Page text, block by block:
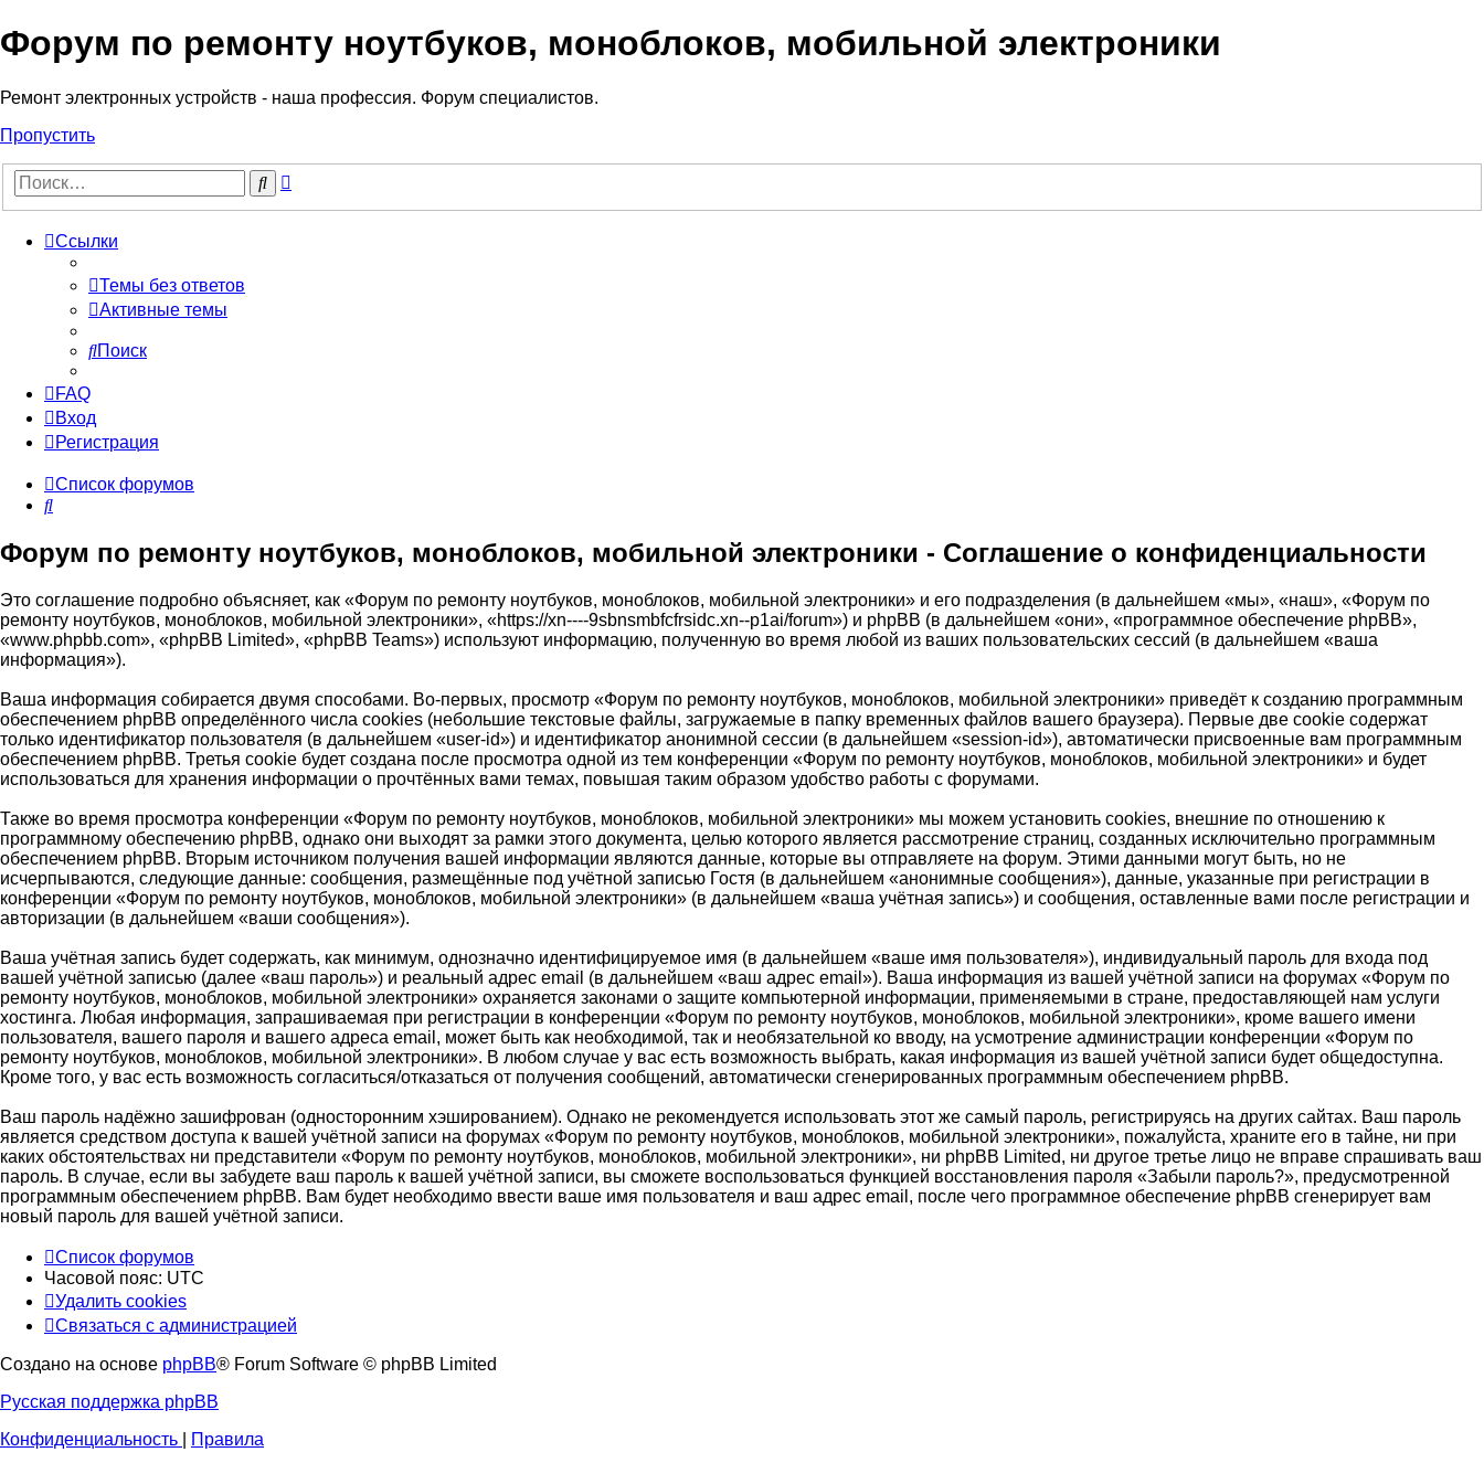
Регистрация
Форум по ремонту ноутбуков, моноблоков, мобильной электроники
Ремонт электронных устройств - наша профессия. Форум специалистов.
Пропустить
Поиск
Ссылки
Темы без ответов
Активные темы
Поиск
FAQ
Вход
Регистрация
Список форумов
Поиск
Форум по ремонту ноутбуков, моноблоков, мобильной электроники - Соглашение о конфиденциальности
Это соглашение подробно объясняет, как «Форум по ремонту ноутбуков, моноблоков, мобильной электроники» и его подразделения (в дальнейшем «мы», «наш», «Форум по
ремонту ноутбуков, моноблоков, мобильной электроники», «https://xn----9sbnsmbfcfrsidc.xn--p1ai/forum») и phpBB (в дальнейшем «они», «программное обеспечение phpBB»,
«www.phpbb.com», «phpBB Limited», «phpBB Teams») используют информацию, полученную во время любой из ваших пользовательских сессий (в дальнейшем «ваша
информация»).
Ваша информация собирается двумя способами. Во-первых, просмотр «Форум по ремонту ноутбуков, моноблоков, мобильной электроники» приведёт к созданию программным
обеспечением phpBB определённого числа cookies (небольшие текстовые файлы, загружаемые в папку временных файлов вашего браузера). Первые две cookie содержат
только идентификатор пользователя (в дальнейшем «user-id») и идентификатор анонимной сессии (в дальнейшем «session-id»), автоматически присвоенные вам программным
обеспечением phpBB. Третья cookie будет создана после просмотра одной из тем конференции «Форум по ремонту ноутбуков, моноблоков, мобильной электроники» и будет
использоваться для хранения информации о прочтённых вами темах, повышая таким образом удобство работы с форумами.
Также во время просмотра конференции «Форум по ремонту ноутбуков, моноблоков, мобильной электроники» мы можем установить cookies, внешние по отношению к
программному обеспечению phpBB, однако они выходят за рамки этого документа, целью которого является рассмотрение страниц, созданных исключительно программным
обеспечением phpBB. Вторым источником получения вашей информации являются данные, которые вы отправляете на форум. Этими данными могут быть, но не
исчерпываются, следующие данные: сообщения, размещённые под учётной записью Гостя (в дальнейшем «анонимные сообщения»), данные, указанные при регистрации в
конференции «Форум по ремонту ноутбуков, моноблоков, мобильной электроники» (в дальнейшем «ваша учётная запись») и сообщения, оставленные вами после регистрации и
авторизации (в дальнейшем «ваши сообщения»).
Ваша учётная запись будет содержать, как минимум, однозначно идентифицируемое имя (в дальнейшем «ваше имя пользователя»), индивидуальный пароль для входа под
вашей учётной записью (далее «ваш пароль») и реальный адрес email (в дальнейшем «ваш адрес email»). Ваша информация из вашей учётной записи на форумах «Форум по
ремонту ноутбуков, моноблоков, мобильной электроники» охраняется законами о защите компьютерной информации, применяемыми в стране, предоставляющей нам услуги
хостинга. Любая информация, запрашиваемая при регистрации в конференции «Форум по ремонту ноутбуков, моноблоков, мобильной электроники», кроме вашего имени
пользователя, вашего пароля и вашего адреса email, может быть как необходимой, так и необязательной ко вводу, на усмотрение администрации конференции «Форум по
ремонту ноутбуков, моноблоков, мобильной электроники». В любом случае у вас есть возможность выбрать, какая информация из вашей учётной записи будет общедоступна.
Кроме того, у вас есть возможность согласиться/отказаться от получения сообщений, автоматически сгенерированных программным обеспечением phpBB.
Ваш пароль надёжно зашифрован (односторонним хэшированием). Однако не рекомендуется использовать этот же самый пароль, регистрируясь на других сайтах. Ваш пароль
является средством доступа к вашей учётной записи на форумах «Форум по ремонту ноутбуков, моноблоков, мобильной электроники», пожалуйста, храните его в тайне, ни при
каких обстоятельствах ни представители «Форум по ремонту ноутбуков, моноблоков, мобильной электроники», ни phpBB Limited, ни другое третье лицо не вправе спрашивать ваш
пароль. В случае, если вы забудете ваш пароль к вашей учётной записи, вы сможете воспользоваться функцией восстановления пароля «Забыли пароль?», предусмотренной
программным обеспечением phpBB. Вам будет необходимо ввести ваше имя пользователя и ваш адрес email, после чего программное обеспечение phpBB сгенерирует вам
новый пароль для вашей учётной записи.
Список форумов
Часовой пояс: UTC
Удалить cookies
Связаться
администрацией
Связаться с администрацией
Создано на основе phpBB® Forum Software © phpBB Limited
Русская поддержка phpBB
Конфиденциальность
Правила